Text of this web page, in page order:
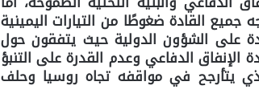
جميع القادة ضغوطًا من التيارات اليمينية
على الشؤون الدولية حيث يتفقون حول
الإنفاق الدفاعي وعدم القدرة على التنبؤ
يتأرجح في مواقفه تجاه روسيا وحلف